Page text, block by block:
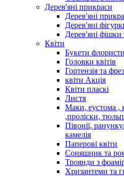
Дерев'яні прикраси
Дерев'яні
Дерев'яні
Дерев'яні фішки
Квіти
Букети
Головки квітів
Гортензія та
квіти Акція
Квіти пласкі
Листя
Маки, еустома ,
,проліски,
Півонії,
камелія
Паперові квіти
Соняшник та
Троянди з
Хризантеми та